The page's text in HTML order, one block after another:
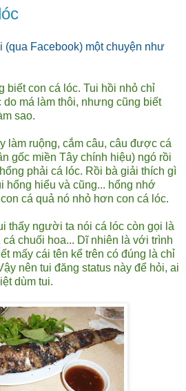
Facebook) một chuyện như
biết con cá lóc. Tui hồi nhỏ chỉ
do má làm thôi, nhưng cũng biết
sao.
làm ruộng, cắm câu, câu được cá
gốc miền Tây chính hiệu) ngó rồi
phải cá lóc. Rồi bà giải thích gì
hổng hiểu và cũng... hổng nhớ
cá quả nó nhỏ hơn con cá lóc.
thấy người ta nói cá lóc còn gọi là
cá chuối hoa... Dĩ nhiên là với trình
mấy cái tên kể trên có đúng là chỉ
nên tui đăng status này để hỏi, ai
dùm tui.